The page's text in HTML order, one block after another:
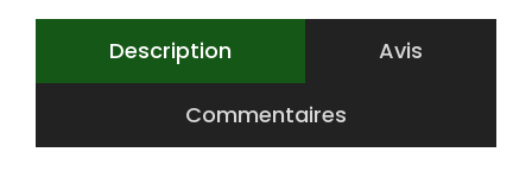
Description Avis
Commentaires